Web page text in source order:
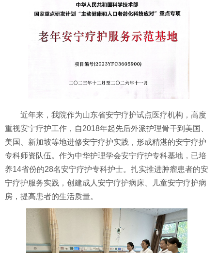
近年来，我院作为山东省安宁疗护试点医疗机构，高度
重视安宁疗护工作，自2018年起先后外派护理骨干到美国、
美国、新加坡等地进修安宁疗护实践，形成精湛的安宁疗护
专科师资队伍。作为中华护理学会安宁疗护专科基地，已培
养14省份的28名安宁疗护专科护士。扎实推进肿瘤患者的安
宁疗护服务实践，创建成人安宁疗护病床、儿童安宁疗护病
房，提高患者的生活质量。